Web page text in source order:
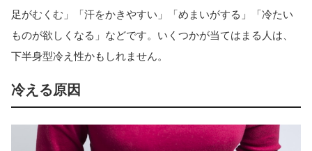
足がむくむ」「汗をかきやすい」「めまいがする」「冷たい
ものが欲しくなる」などです。いくつかが当てはまる人は、
下半身型冷え性かもしれません。
冷える原因